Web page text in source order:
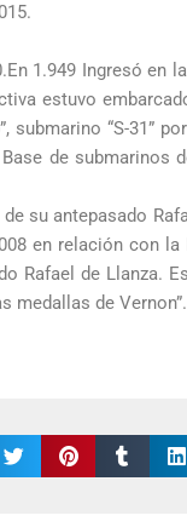
1.949 Ingresó en
estuvo
submarino “S-31”
de submarinos
su antepasado
en relación con la
Rafael de Llanza.
medallas de Vernon”.